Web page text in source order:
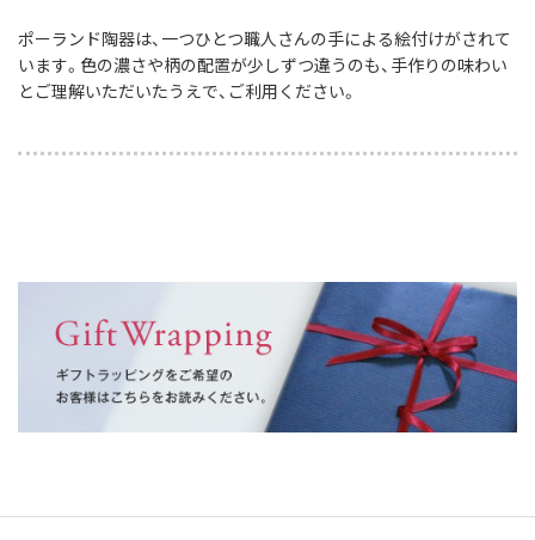
ポーランド陶器は、一つひとつ職人さんの手による絵付けがされて
います。色の濃さや柄の配置が少しずつ違うのも、手作りの味わい
とご理解いただいたうえで、ご利用ください。